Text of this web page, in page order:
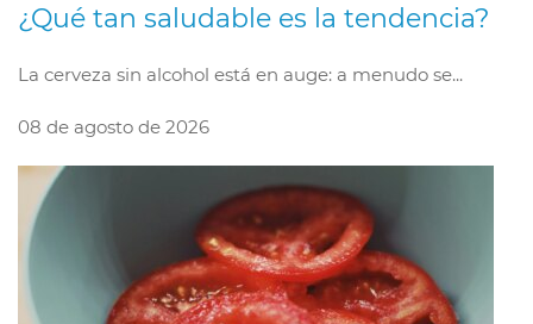
¿Qué tan saludable es la tendencia?
La cerveza sin alcohol está en auge: a menudo se...
08 de agosto de 2026